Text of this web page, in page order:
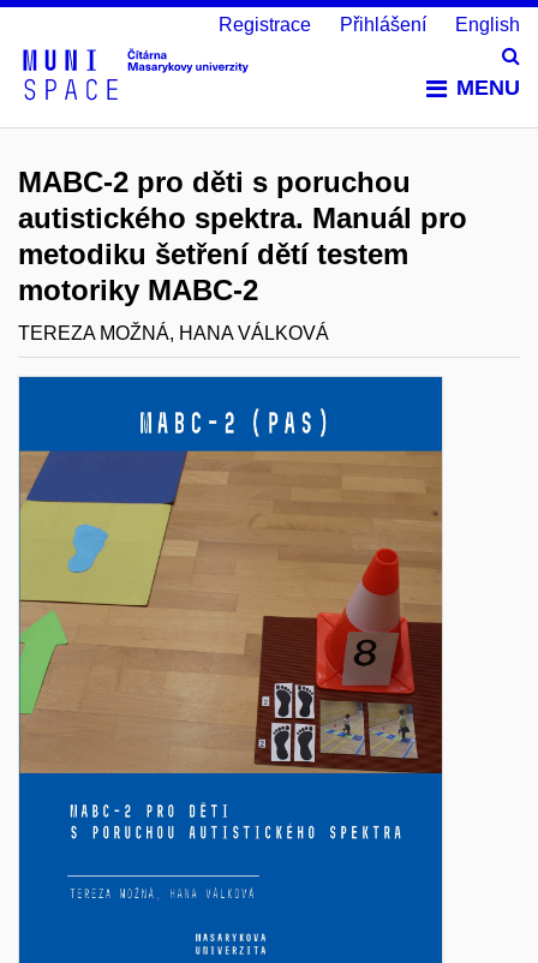
MENU
Registrace Přihlášení English
MABC-2 pro děti s poruchou
autistického spektra. Manuál pro
metodiku šetření dětí testem
motoriky MABC-2
TEREZA MOŽNÁ, HANA VÁLKOVÁ